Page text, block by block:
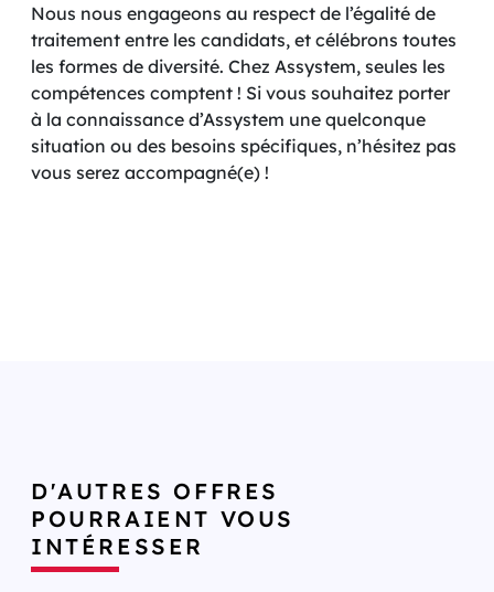
Nous nous engageons au respect de l’égalité de
traitement entre les candidats, et célébrons toutes
les formes de diversité. Chez Assystem, seules les
compétences comptent ! Si vous souhaitez porter
à la connaissance d’Assystem une quelconque
situation ou des besoins spécifiques, n’hésitez pas
vous serez accompagné(e) !
D'AUTRES OFFRES
POURRAIENT VOUS
INTÉRESSER